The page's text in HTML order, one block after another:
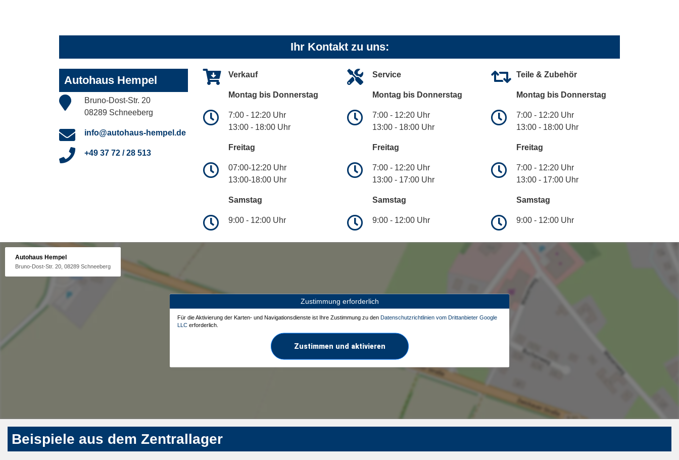
Ihr Kontakt zu uns:
Autohaus Hempel
Bruno-Dost-Str. 20
08289 Schneeberg
info@autohaus-hempel.de
+49 37 72 / 28 513
Verkauf
Montag bis Donnerstag
7:00 - 12:20 Uhr
13:00 - 18:00 Uhr
Freitag
07:00-12:20 Uhr
13:00-18:00 Uhr
Samstag
9:00 - 12:00 Uhr
Service
Montag bis Donnerstag
7:00 - 12:20 Uhr
13:00 - 18:00 Uhr
Freitag
7:00 - 12:20 Uhr
13:00 - 17:00 Uhr
Samstag
9:00 - 12:00 Uhr
Teile & Zubehör
Montag bis Donnerstag
7:00 - 12:20 Uhr
13:00 - 18:00 Uhr
Freitag
7:00 - 12:20 Uhr
13:00 - 17:00 Uhr
Samstag
9:00 - 12:00 Uhr
Autohaus Hempel
Bruno-Dost-Str. 20, 08289 Schneeberg
Zustimmung erforderlich
Für die Aktivierung der Karten- und Navigationsdienste ist Ihre Zustimmung zu den Datenschutzrichtlinien vom Drittanbieter Google
LLC erforderlich.
Zustimmen und aktivieren
Beispiele aus dem Zentrallager